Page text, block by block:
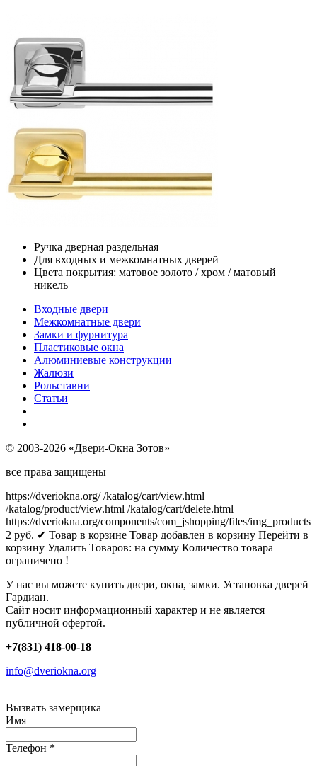
Ручка дверная раздельная
Для входных и межкомнатных дверей
Цвета покрытия: матовое золото / хром / матовый
никель
Входные двери
Межкомнатные двери
Замки и фурнитура
Пластиковые окна
Алюминиевые конструкции
Жалюзи
Рольставни
Статьи
© 2003-2026 «Двери-Окна Зотов»
все права защищены
https://dveriokna.org/ /katalog/cart/view.html
/katalog/product/view.html /katalog/cart/delete.html
https://dveriokna.org/components/com_jshopping/files/img_products
2 руб. ✔ Товар в корзине Товар добавлен в корзину Перейти в
корзину Удалить Товаров: на сумму Количество товара
ограничено !
У нас вы можете купить двери, окна, замки. Установка дверей
Гардиан.
Сайт носит информационный характер и не является
публичной офертой.
+7(831) 418-00-18
info@dveriokna.org
Вызвать замерщика
Имя
Телефон *